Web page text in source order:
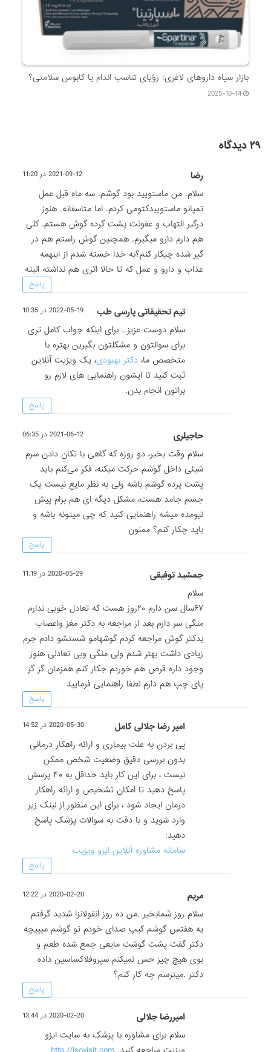
بازار سیاه داروهای لاغری: رؤیای تناسب اندام یا کابوس سلامتی؟
2025-10-14
۲۹ دیدگاه
رضا 2021-09-12 در 11:20
سلام. من ماستویید بود گوشم. سه ماه قبل عمل
تمپانو ماستوییدکتومی کردم. اما متاسفانه. هنوز
درگیر التهاب و عفونت پشت گرده گوش هستم. کلی
هم دارم دارو میگیرم. همچنین گوش راستم هم در
گیر شده چیکار کنم؟به خدا خسته شدم از اینهمه
عذاب و دارو و عمل که تا حالا اثری هم نداشته البته
پاسخ
تیم تحقیقاتی پارسی طب 2022-05-19 در 10:35
سلام دوست عزیز… برای اینکه جواب کامل تری
برای سوالتون و مشکلتون بگیرین بهتره با
متخصص ما،دکتر بهبودی، یک ویزیت آنلاین
ثبت کنید تا ایشون راهنمایی های لازم رو
براتون انجام بدن.
پاسخ
حاجیلری 2021-06-12 در 06:35
سلام وقت بخیر، دو روزه که گاهی با تکان دادن سرم
شیئی داخل گوشم حرکت میکنه، فکر می‌کنم باید
پشت پرده گوشم باشه ولی به نظر مایع نیست یک
جسم جامد هست، مشکل دیگه ای هم برام پیش
نیومده میشه راهنمایی کنید که چی میتونه باشه و
باید چکار کنم؟ ممنون
پاسخ
جمشید توفیقی 2020-05-29 در 11:19
سلام
۶۷سال سن دارم ۲۰روز هست که تعادل خوبی ندارم
منگی سر دارم بعد از مراجعه به دکتر مغز واعصاب
بدکتر گوش مراجعه کردم گوشهامو شستشو دادم جرم
زیادی داشت بهتر شدم ولی منگی وبی تعادلی هنوز
وجود داره قرص هم خوردم جکار کنم همزمان گز گز
پای چپ هم دارم لطفا راهنمایی فرمایید
پاسخ
امیر رضا جلالی کامل 2020-05-30 در 14:52
پی بردن به علت بیماری و ارائه راهکار درمانی
بدون بررسی دقیق وضعیت شخص ممکن
نیست ، برای این کار باید حداقل به ۴۰ پرسش
پاسخ دهید تا امکان تشخیص و ارائه راهکار
درمان ایجاد شود ، برای این منظور از لینک زیر
وارد شوید و با دقت به سوالات پزشک پاسخ
دهید:
سامانه مشاوره آنلاین ایزو ویزیت
پاسخ
مریم 2020-02-20 در 12:22
سلام روز شمابخیر .من ده روز انفولانزا شدید گرفتم
یه هفتس گوشم کیپ صدای خودم تو گوشم میپیچه
دکتر گفت پشت گوشت مایعی جمع شده طعم و
بوی هیچ چیز حس نمیکنم سپروفلاکساسین داده
دکتر .میترسم چه کار کنم؟
پاسخ
امیررضا جلالی 2020-02-20 در 13:44
سلام برای مشاوره با پزشک به سایت ایزو